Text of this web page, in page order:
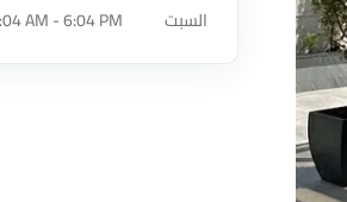
السبت
AM - 6:04 PM